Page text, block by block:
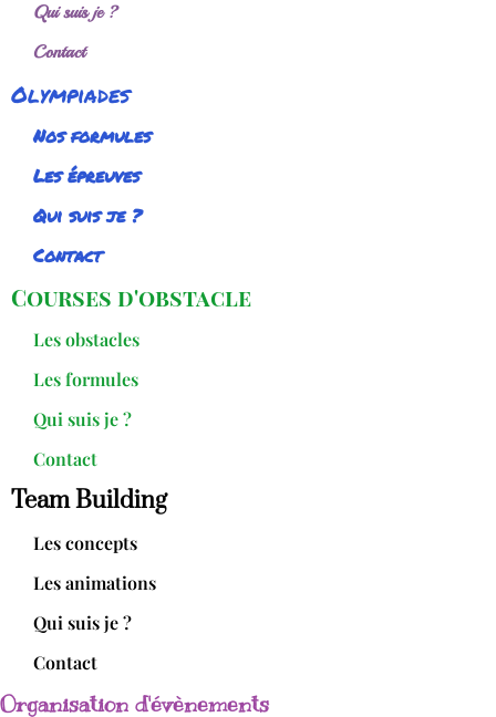
Qui suis je ?
Contact
Olympiades
Nos formules
Les épreuves
Qui suis je ?
Contact
Courses d'obstacle
Les obstacles
Les formules
Qui suis je ?
Contact
Team Building
Les concepts
Les animations
Qui suis je ?
Contact
Organisation d'évènements